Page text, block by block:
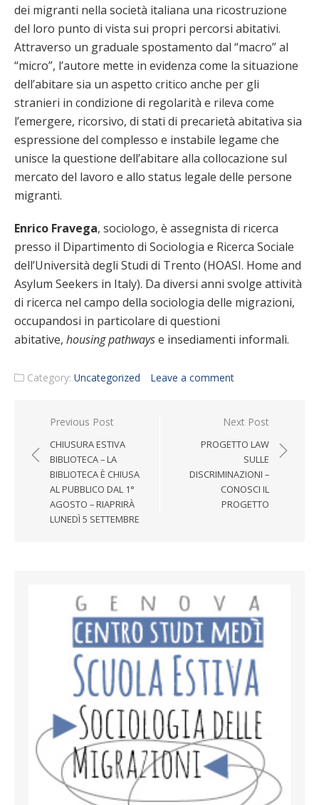
dei migranti nella società italiana una ricostruzione
del loro punto di vista sui propri percorsi abitativi.
Attraverso un graduale spostamento dal “macro” al
“micro”, l’autore mette in evidenza come la situazione
dell’abitare sia un aspetto critico anche per gli
stranieri in condizione di regolarità e rileva come
l’emergere, ricorsivo, di stati di precarietà abitativa sia
espressione del complesso e instabile legame che
unisce la questione dell’abitare alla collocazione sul
mercato del lavoro e allo status legale delle persone
migranti.
Enrico Fravega, sociologo, è assegnista di ricerca
presso il Dipartimento di Sociologia e Ricerca Sociale
dell’Università degli Studi di Trento (HOASI. Home and
Asylum Seekers in Italy). Da diversi anni svolge attività
di ricerca nel campo della sociologia delle migrazioni,
occupandosi in particolare di questioni
abitative, housing pathwayse insediamenti informali.
Category: Uncategorized Leave a comment
Post navigation
Previous Post
CHIUSURA ESTIVA
BIBLIOTECA – LA
BIBLIOTECA È CHIUSA
AL PUBBLICO DAL 1°
AGOSTO – RIAPRIRÀ
LUNEDÌ 5 SETTEMBRE
Next Post
PROGETTO LAW
SULLE
DISCRIMINAZIONI –
CONOSCI IL
PROGETTO